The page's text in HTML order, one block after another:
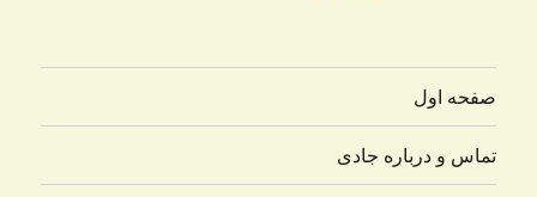
صفحه اول
تماس و درباره جادی